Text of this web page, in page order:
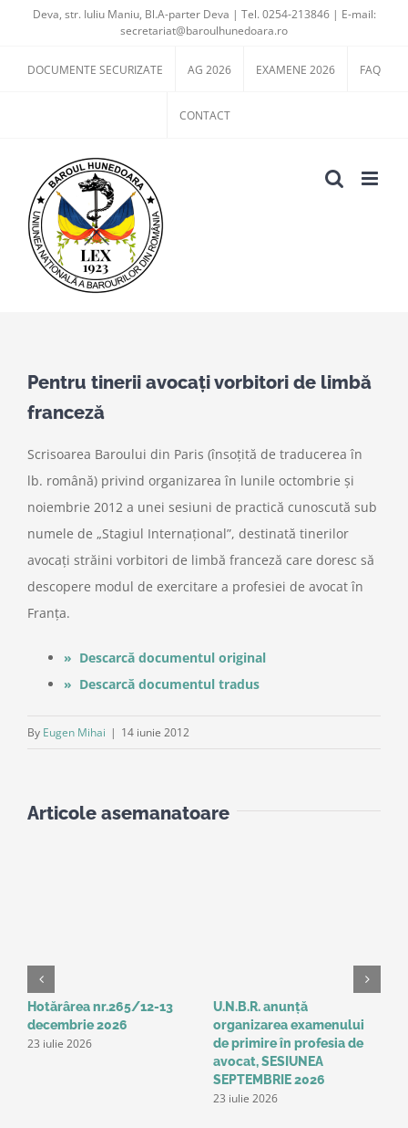
content
Deva, str. Iuliu Maniu, Bl.A-parter Deva | Tel. 0254-213846 | E-mail:
secretariat@baroulhunedoara.ro
DOCUMENTE SECURIZATE AG 2026 EXAMENE 2026 FAQ
CONTACT
Larger
Image
Pentru tinerii avocaţi vorbitori de limbă
franceză
Scrisoarea Baroului din Paris (însoţită de traducerea în
lb. română) privind organizarea în lunile octombrie şi
noiembrie 2012 a unei sesiuni de practică cunoscută sub
numele de „Stagiul Internaţional”, destinată tinerilor
avocaţi străini vorbitori de limbă franceză care doresc să
descopere modul de exercitare a profesiei de avocat în
Franţa.
» Descarcă documentul original
» Descarcă documentul tradus
By Eugen Mihai | 14 iunie 2012
Articole asemanatoare
Hotărârea nr.265/12-13
decembrie 2026
23 iulie 2026
U.N.B.R. anunță
organizarea examenului
de primire în profesia de
avocat, SESIUNEA
SEPTEMBRIE 2026
23 iulie 2026